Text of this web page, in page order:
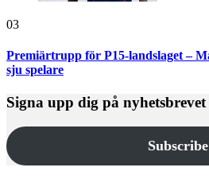
03
Premiärtrupp för P15-landslaget –
sju spelare
Signa upp dig på nyhetsbrevet
Subscribe